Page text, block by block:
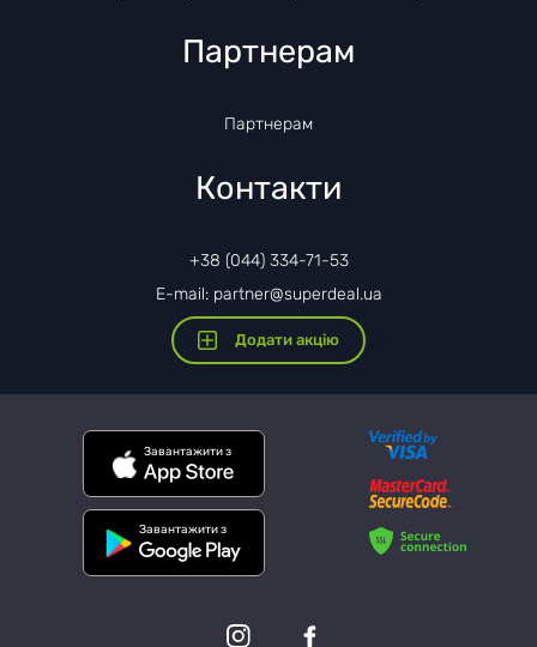
Партнерам
Партнерам
Контакти
+38 (044) 334-71-53
E-mail: partner@superdeal.ua
Додати акцію
Завантажити з
Завантажити з